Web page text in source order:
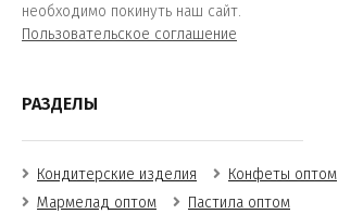
необходимо покинуть наш сайт.
Пользовательское соглашение
РАЗДЕЛЫ
Кондитерские изделия
Конфеты оптом
Мармелад оптом
Пастила оптом